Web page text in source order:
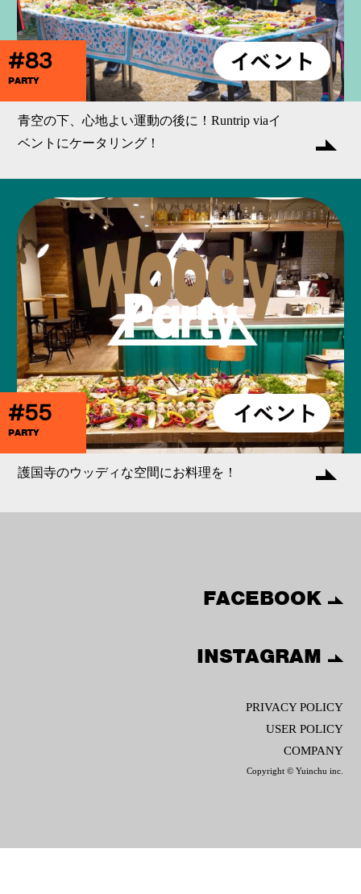
#83
PARTY
青空の下、心地よい運動の後に！Runtrip viaイ
ベントにケータリング！
#55
PARTY
護国寺のウッディな空間にお料理を！
FACEBOOK
INSTAGRAM
PRIVACY POLICY
USER POLICY
COMPANY
Copyright © Yuinchu inc.